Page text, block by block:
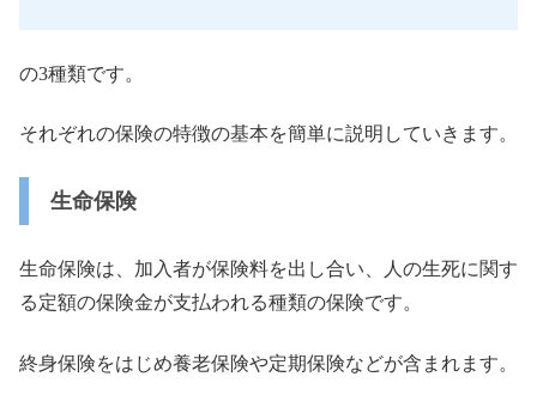
の3種類です。
それぞれの保険の特徴の基本を簡単に説明していきます。
生命保険
生命保険は、加入者が保険料を出し合い、
人の生死に関す
る定額の保険金が支払われる種類の保険です。
終身保険をはじめ養老保険や定期保険などが含まれます。